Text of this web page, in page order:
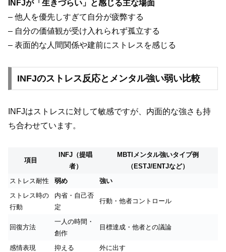
INFJが「生きづらい」と感じる主な場面
– 他人を優先しすぎて自分が疲弊する
– 自分の価値観が受け入れられず孤立する
– 表面的な人間関係や建前にストレスを感じる
INFJのストレス反応とメンタル強い弱い比較
INFJはストレスに対して敏感ですが、内面的な強さも持
ち合わせています。
項目
INFJ（提唱
者）
MBTIメンタル強いタイプ例
（ESTJ/ENTJなど）
ストレス耐性
弱め
強い
ストレス時の
行動
内省・自己否
定
行動・他者コントロール
回復方法
一人の時間・
創作
目標達成・他者との議論
感情表現 抑える 外に出す